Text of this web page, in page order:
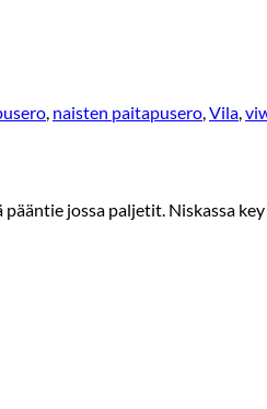
, naisten paitapusero,Vila,
jossa paljetit. Niskassa